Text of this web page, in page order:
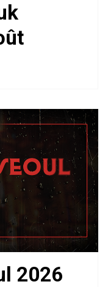
2026